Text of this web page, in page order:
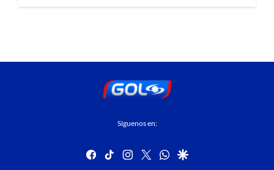
Síguenos en:
facebook
tiktok instagram
twitterwhatsapp
google